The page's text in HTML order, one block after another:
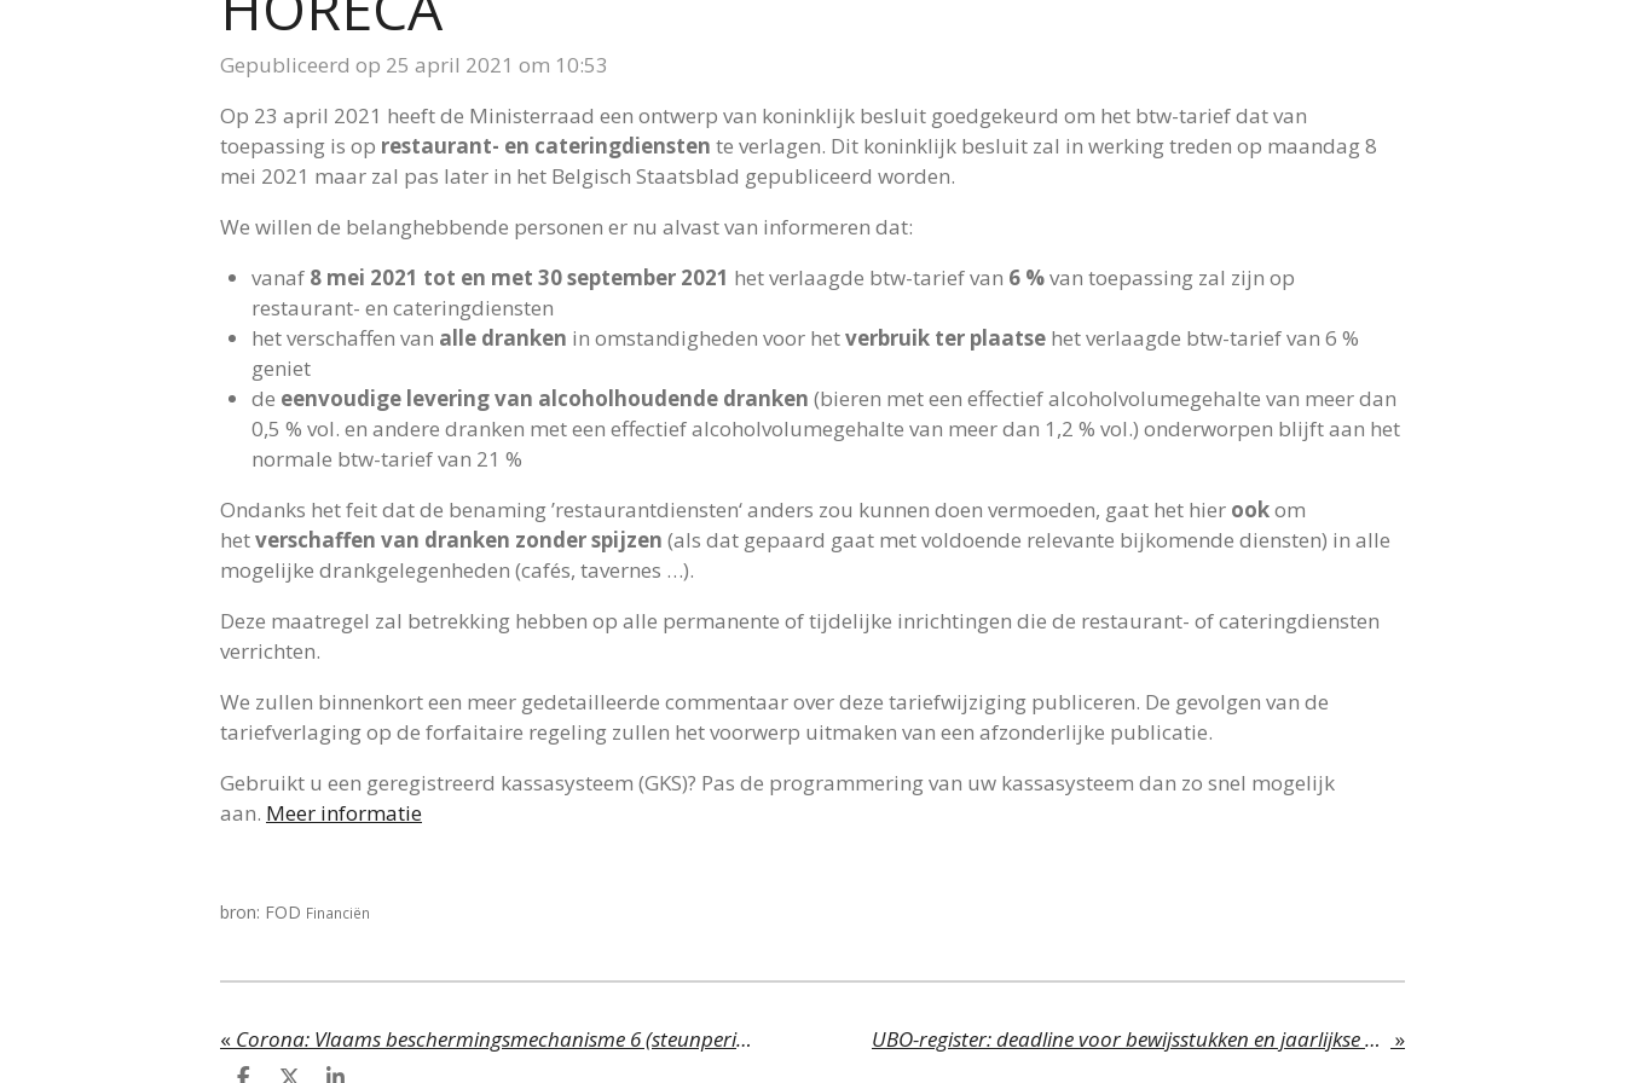
Gepubliceerd op 25 april 2021 om 10:53
Op 23 april 2021 heeft de Ministerraad een ontwerp van koninklijk besluit goedgekeurd om het btw-tarief dat van
toepassing is op restaurant- en cateringdiensten te verlagen. Dit koninklijk besluit zal in werking treden op maandag 8
mei 2021 maar zal pas later in het Belgisch Staatsblad gepubliceerd worden.
We willen de belanghebbende personen er nu alvast van informeren dat:
vanaf 8 mei 2021 tot en met 30 september 2021 het verlaagde btw-tarief van 6 %van toepassing zal zijn op
restaurant- en cateringdiensten
het verschaffen van alle dranken in omstandigheden voor hetverbruik ter plaatse het verlaagde btw-tarief van 6 %
geniet
de eenvoudige levering van alcoholhoudende dranken (bieren met een effectief alcoholvolumegehalte van meer dan
0,5 % vol. en andere dranken met een effectief alcoholvolumegehalte van meer dan 1,2 % vol.) onderworpen blijft aan het
normale btw-tarief van 21 %
Ondanks het feit dat de benaming ’restaurantdiensten‘ anders zou kunnen doen vermoeden, gaat het hier ookom
hetverschaffen van dranken zonder spijzen (als dat gepaard gaat met voldoende relevante bijkomende diensten) in alle
mogelijke drankgelegenheden (cafés, tavernes …).
Deze maatregel zal betrekking hebben op alle permanente of tijdelijke inrichtingen die de restaurant- of cateringdiensten
verrichten.
We zullen binnenkort een meer gedetailleerde commentaar over deze tariefwijziging publiceren. De gevolgen van de
tariefverlaging op de forfaitaire regeling zullen het voorwerp uitmaken van een afzonderlijke publicatie.
Gebruikt u een geregistreerd kassasysteem (GKS)? Pas de programmering van uw kassasysteem dan zo snel mogelijk
aan. Meer informatie
bron: FOD Financiën
« Corona: Vlaams beschermingsmechanisme 6 (steunperiode 01/03 t.e.m. 31/03/2021) tot en met 15 mei aan te vragen UBO-register: deadline voor bewijsstukken en jaarlijkse bevestiging »